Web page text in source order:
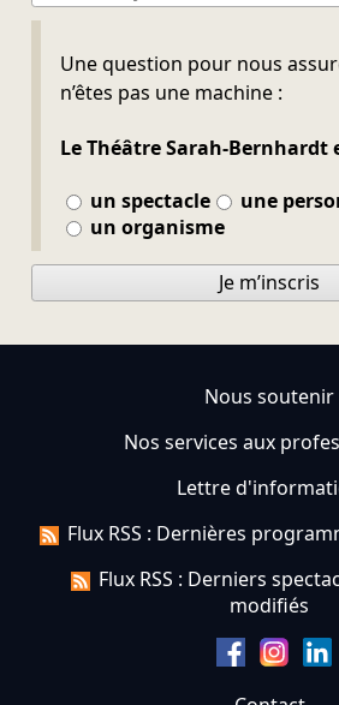
Une question pour nous
n’êtes pas une machine :
Le Théâtre Sarah-Bernhardt
un spectacle
une
un organisme
Ne pas remplir
Je m’inscris
Nous soutenir
Nos services aux
Lettre
Flux RSS : Dernières
Flux RSS : Derniers
modifiés